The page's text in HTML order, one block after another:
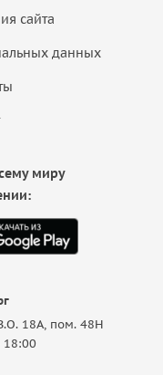
сайта
данных
18A, пом. 48Н
миру